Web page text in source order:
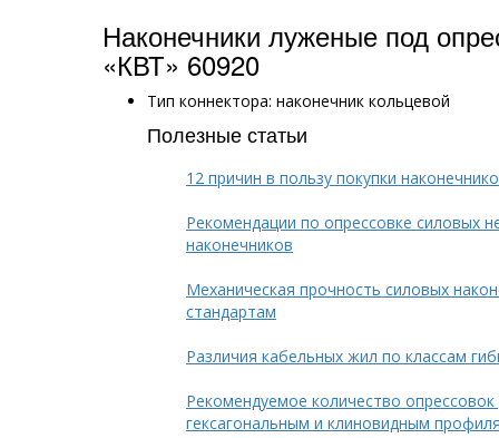
Наконечники луженые под
«КВТ» 60920
Тип коннектора: наконечник кольцевой
Полезные статьи
12 причин в пользу покупки
Рекомендации по опрессовке силовых
наконечников
Механическая прочность силовых
стандартам
Различия кабельных жил по классам
Рекомендуемое количество
гексагональным и клиновидным